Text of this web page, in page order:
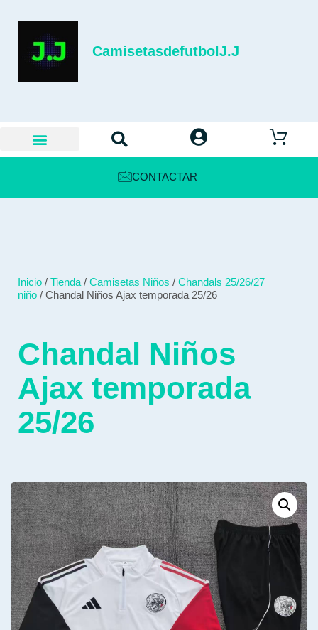
CamisetasdefutbolJ.J
CONTACTAR
Inicio / Tienda / Camisetas Niños / Chandals 25/26/27
niño / Chandal Niños Ajax temporada 25/26
Chandal Niños
Ajax temporada
25/26